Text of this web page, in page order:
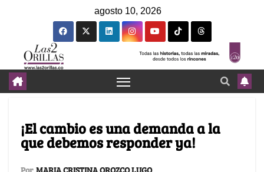
agosto 10, 2026
¡El cambio es una demanda a la
que debemos responder ya!